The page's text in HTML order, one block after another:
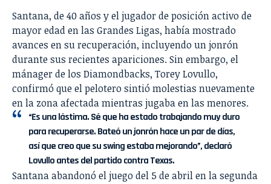
Santana, de 40 años y el jugador de posición activo de
mayor edad en las Grandes Ligas, había mostrado
avances en su recuperación, incluyendo un jonrón
durante sus recientes apariciones. Sin embargo, el
mánager de los Diamondbacks, Torey Lovullo,
confirmó que el pelotero sintió molestias nuevamente
en la zona afectada mientras jugaba en las menores.
“Es una lástima. Sé que ha estado trabajando muy duro
para recuperarse. Bateó un jonrón hace un par de días,
así que creo que su swing estaba mejorando”, declaró
Lovullo antes del partido contra Texas.
Santana abandonó el juego del 5 de abril en la segunda